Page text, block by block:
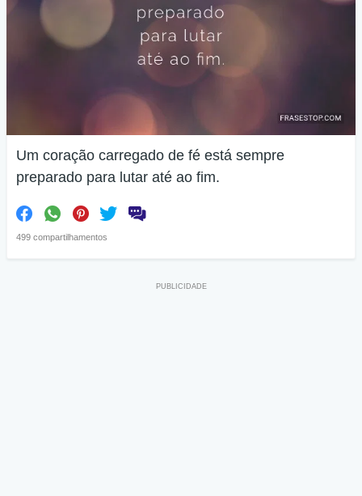
Um coração carregado de fé está sempre
preparado para lutar até ao fim.
499 compartilhamentos